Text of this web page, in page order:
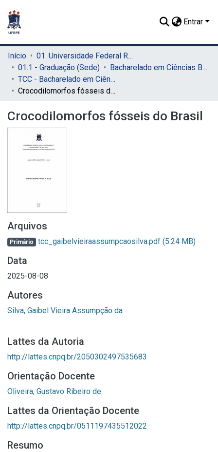
Entrar
Início
01. Universidade Federal Rural de Pernambuco - UFRPE (Sede)
01.1 - Graduação (Sede)
Bacharelado em Ciências Biológicas (Sede)
TCC - Bacharelado em Ciências Biológicas (Sede)
Crocodilomorfos fósseis do Brasil
Crocodilomorfos fósseis do Brasil
Arquivos
Primário tcc_gaibelvieiraassumpcaosilva.pdf (5.24 MB)
Data
2025-08-08
Autores
Silva, Gaibel Vieira Assumpção da
Lattes da Autoria
http://lattes.cnpq.br/2050302497535683
Orientação Docente
Oliveira, Gustavo Ribeiro de
Lattes da Orientação Docente
http://lattes.cnpq.br/0511197435512022
Resumo